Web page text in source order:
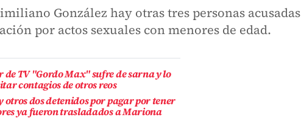
González hay otras tres personas acusadas
por actos sexuales con menores de edad.
de TV "Gordo Max" sufre de sarna y lo
contagios de otros reos
otros dos detenidos por pagar por tener
ya fueron trasladados a Mariona